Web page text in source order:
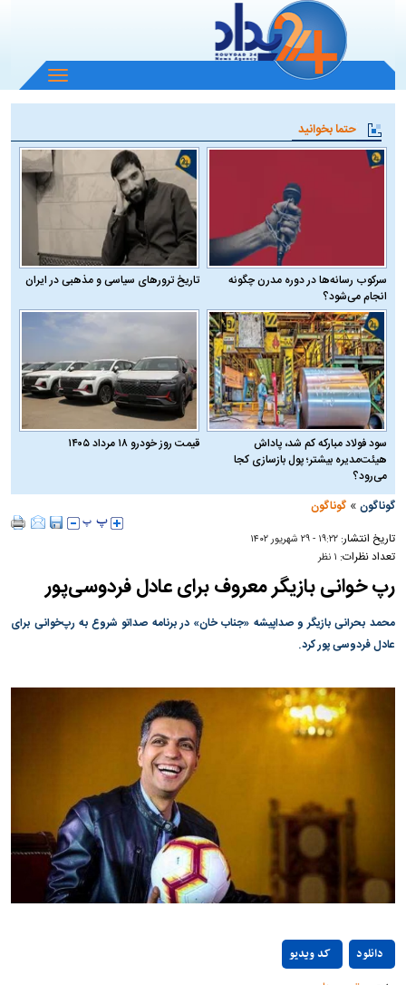
باز
و
منو
حتما بخوانید
سرکوب رسانه‌ها در دوره مدرن چگونه
انجام می‌شود؟
تاریخ ترورهای سیاسی و مذهبی در ایران
سود فولاد مبارکه کم شد، پاداش
هیئت‌مدیره بیشتر؛ پول بازسازی کجا
می‌رود؟
قیمت روز خودرو ۱۸ مرداد ۱۴۰۵
گوناگون »گوناگون
تاریخ انتشار:۱۹:۲۲ - ۲۹ شهريور ۱۴۰۲
تعداد نظرات: ۱ نظر
رپ خوانی بازیگر معروف برای عادل فردوسی‌پور
محمد بحرانی بازیگر و صداپیشه «جناب خان» در برنامه صداتو شروع به رپ‌خوانی برای
عادل فردوسی پور کرد.
کد ویدیو
دانلود